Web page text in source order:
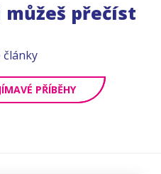
přečíst
články
PŘÍBĚHY